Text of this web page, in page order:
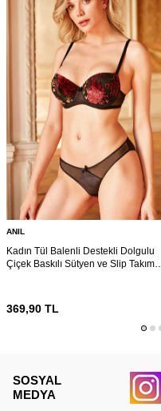
ANIL
Kadın Tül Balenli Destekli Dolgulu
Çiçek Baskılı Sütyen ve Slip Takım
369,90 TL
SOSYAL
MEDYA